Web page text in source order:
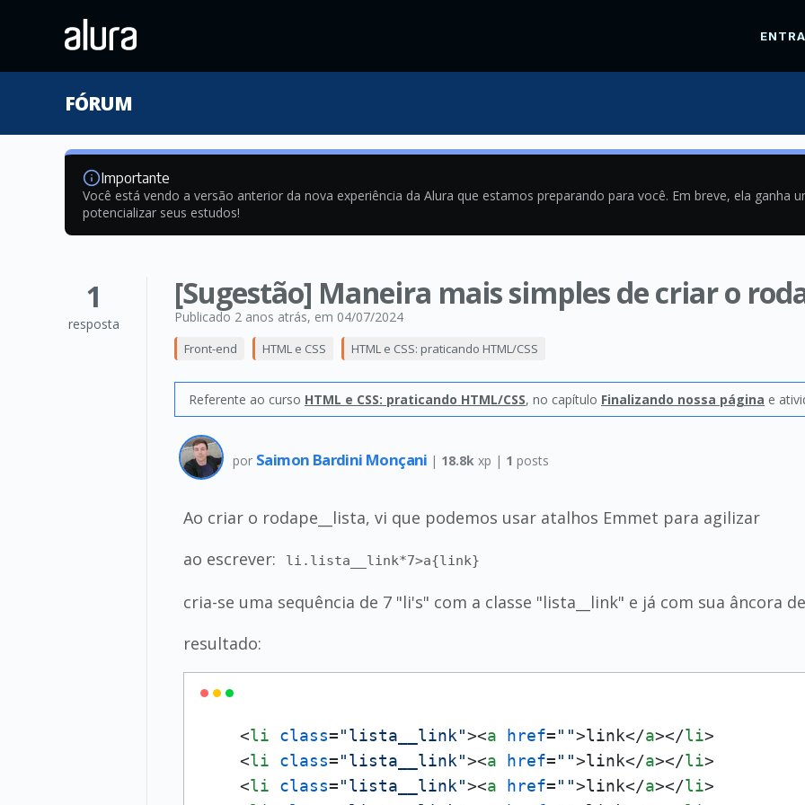
FÓRUM
Importante
Você está vendo a versão anterior da nova experiência da Alura que estamos preparando para você. Em breve, ela ganha
potencializar seus estudos!
1
resposta
[Sugestão] Maneira mais simples de criar o
Publicado 2 anos atrás, em 04/07/2024
Front-end HTML e CSS HTML e CSS: praticando HTML/CSS
Referente ao curso HTML e CSS: praticando HTML/CSS, no capítulo Finalizando nossa página e
por Saimon Bardini Monçani | 18.8k xp | 1 posts
Ao criar o rodape__lista, vi que podemos usar atalhos Emmet para agilizar
ao escrever:
li.lista__link*7>a{link}
cria-se uma sequência de 7 "li's" com a classe "lista__link" e já com sua âncora
resultado:
<li class="lista__link"><a href="">link</a></li>
<li class="lista__link"><a href="">link</a></li>
<li class="lista__link"><a href="">link</a></li>